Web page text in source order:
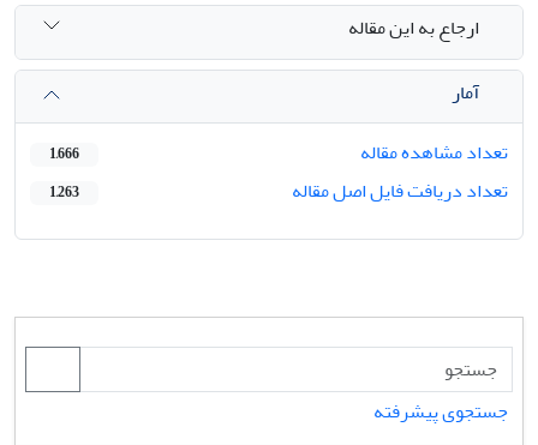
ارجاع به این مقاله
آمار
تعداد مشاهده مقاله
1,666
تعداد دریافت فایل اصل مقاله 1,263
جستجوی پیشرفته